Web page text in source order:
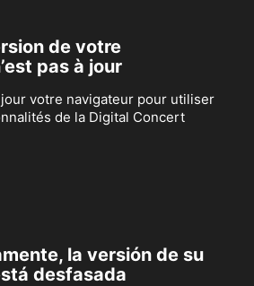
de votre
pas à jour
votre navigateur pour utiliser
de la Digital Concert
la versión de su
desfasada